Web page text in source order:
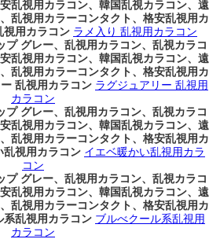
乱視用カラコン、韓国乱視カラコン、遠
乱視用カラーコンタクト、格安乱視用カ
視用カラコン ラメ入り 乱視用カラコン
プ グレー、乱視用カラコン、乱視カラコ
乱視用カラコン、韓国乱視カラコン、遠
乱視用カラーコンタクト、格安乱視用カ
乱視用カラコン ラグジュアリー 乱視用
カラコン
プ グレー、乱視用カラコン、乱視カラコ
乱視用カラコン、韓国乱視カラコン、遠
乱視用カラーコンタクト、格安乱視用カ
乱視用カラコン イエベ暖かい乱視用カラ
コン
プ グレー、乱視用カラコン、乱視カラコ
乱視用カラコン、韓国乱視カラコン、遠
乱視用カラーコンタクト、格安乱視用カ
系乱視用カラコン ブルべクール系乱視用
カラコン